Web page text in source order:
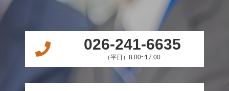
026-241-6635
（平日）8:00~17:00